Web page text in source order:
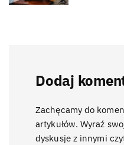
Dodaj
Zachęcamy do
artykułów. Wyraź
dyskusje z innymi